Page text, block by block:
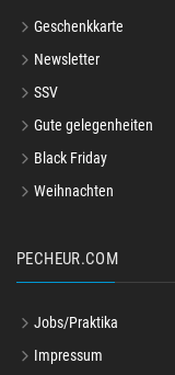
Geschenkkarte
Newsletter
SSV
Gute gelegenheiten
Black Friday
Weihnachten
PECHEUR.COM
Jobs/Praktika
Impressum